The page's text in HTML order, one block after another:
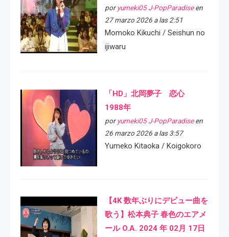
por yumeki05 J-PopParadiseen
27 marzo 2026 a las 2:51
Momoko Kikuchi / Seishun no
ijiwaru
「HD」北岡夢子 恋心
1988年
por yumeki05 J-PopParadiseen
26 marzo 2026 a las 3:57
Yumeko Kitaoka / Koigokoro
【4K 数年ぶりにデビュー曲を
歌う】松本典子 春色のエアメ
ール O.A. 2024 年 02月 17日